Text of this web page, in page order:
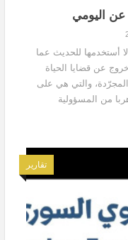
عن اليومي
أستخدمها للحديث عما
عن قضايا الحياة
المجرّدة، والتي هي على
من المسؤولية
تقارير